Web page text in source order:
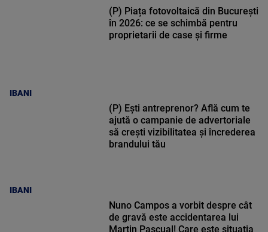
IBANI
(P) Piața fotovoltaică din București
în 2026: ce se schimbă pentru
proprietarii de case și firme
IBANI
(P) Ești antreprenor? Află cum te
ajută o campanie de advertoriale
să crești vizibilitatea și încrederea
brandului tău
Nuno Campos a vorbit despre cât
de gravă este accidentarea lui
Martin Pascual! Care este situația